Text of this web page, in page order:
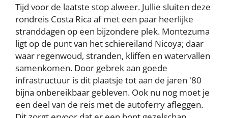
Tijd voor de laatste stop alweer. Jullie sluiten deze
rondreis Costa Rica af met een paar heerlijke
stranddagen op een bijzondere plek. Montezuma
ligt op de punt van het schiereiland Nicoya; daar
waar regenwoud, stranden, kliffen en watervallen
samenkomen. Door gebrek aan goede
infrastructuur is dit plaatsje tot aan de jaren '80
bijna onbereikbaar gebleven. Ook nu nog moet je
een deel van de reis met de autoferry afleggen.